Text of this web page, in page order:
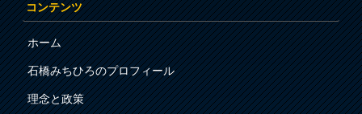
コンテンツ
ホーム
石橋みちひろのプロフィール
理念と政策